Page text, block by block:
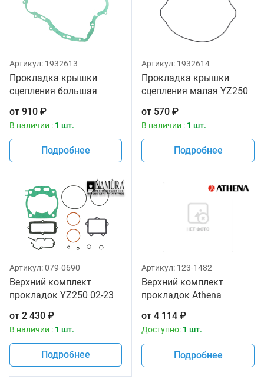
Артикул: 1932613
Прокладка крышки
сцепления большая
15462-00-00
Производитель Namura
от 910 ₽
В наличии : 1 шт.
Подробнее
Артикул: 1932614
Прокладка крышки
сцепления малая YZ250
00-00 Производитель
Namura
от 570 ₽
В наличии : 1 шт.
Подробнее
Артикул:079-0690
Верхний комплект
прокладок YZ250 02-23
от 2 430 ₽
В наличии : 1 шт.
Подробнее
Артикул: 123-1482
Верхний комплект
прокладок Athena
P400485600267
от 4 114 ₽
Доступно: 1 шт.
Подробнее